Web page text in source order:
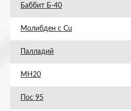
Баббит Б-40
Молибден с Cu
Палладий
МН20
Пос 95